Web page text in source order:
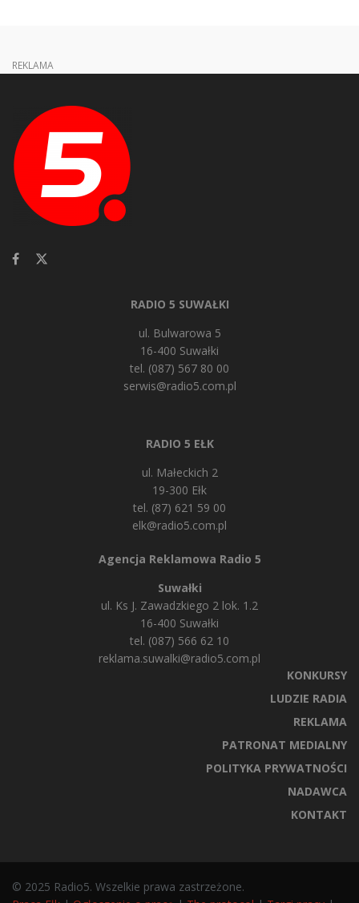
REKLAMA
RADIO 5 SUWAŁKI
ul. Bulwarowa 5
16-400 Suwałki
tel. (087) 567 80 00
serwis@radio5.com.pl
RADIO 5 EŁK
ul. Małeckich 2
19-300 Ełk
tel. (87) 621 59 00
elk@radio5.com.pl
Agencja Reklamowa Radio 5
Suwałki
ul. Ks J. Zawadzkiego 2 lok. 1.2
16-400 Suwałki
tel. (087) 566 62 10
reklama.suwalki@radio5.com.pl
KONKURSY
LUDZIE RADIA
REKLAMA
PATRONAT MEDIALNY
POLITYKA PRYWATNOŚCI
NADAWCA
KONTAKT
© 2025 Radio5. Wszelkie prawa zastrzeżone.